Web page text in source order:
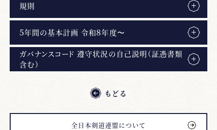
規則
５年間の基本計画 令和８年度〜
ガバナンスコード 遵守状況の自己説明（証憑書類
含む）
もどる
全日本剣道連盟について